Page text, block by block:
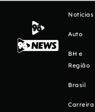
Notícias
Auto
BH e
Região
Brasil
Carreira